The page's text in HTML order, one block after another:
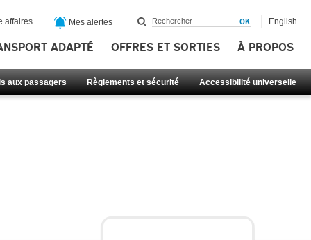
ADAPTÉ OFFRES ET SORTIES À PROPOS
aux passagers Règlements et sécurité Accessibilité universelle
affaires Mes alertes English